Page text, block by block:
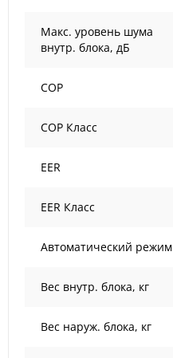
Макс. уровень шума
внутр. блока, дБ
COP
COP Класс
EER
EER Класс
Автоматический режим
Вес внутр. блока, кг
Вес наруж. блока, кг